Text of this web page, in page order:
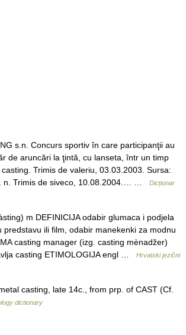
s.n. Concurs sportiv în care participanţii au
de aruncări la ţintă, cu lanseta, într un timp
Trimis de valeriu, 03.03.2003. Sursa:
n. Trimis de siveco, 10.08.2004.… …
Dicționar
m DEFINICIJA odabir glumaca i podjela
predstavu ili film, odabir manekenki za modnu
casting manager (izg. casting mènadžer)
casting ETIMOLOGIJA engl …
Hrvatski jezični
casting, late 14c., from prp. of CAST (Cf.
dictionary